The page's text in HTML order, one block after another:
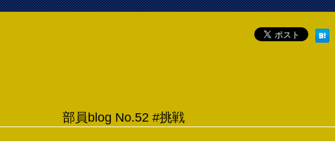
部員blog No.52 #挑戦